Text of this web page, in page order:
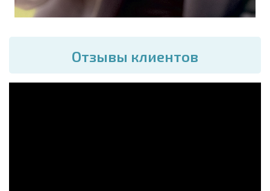
Отзывы клиентов